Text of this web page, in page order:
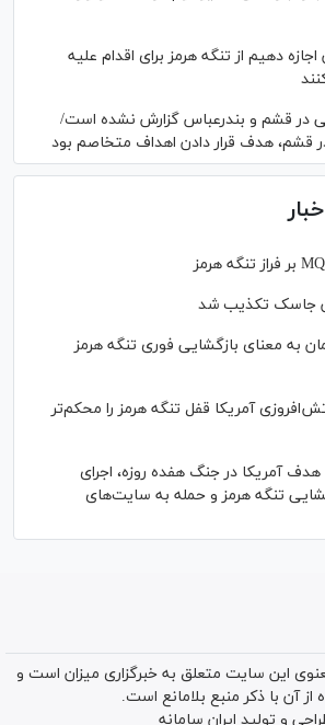
دهیم از تنگه هرمز برای اقدام علیه
در قشم و بندرعباس گزارش نشده است/
قشم، هدف قرار دادن اهداف متخاصم بود
جاسک تکذیب شد
به معنای بازگشایی فوری تنگه هرمز
آمریکا قفل تنگه هرمز را محکم‌تر
آمریکا در جنگ هفده روزه، اجرای
تنگه هرمز و حمله به سایت‌های
این سایت متعلق به خبرگزاری میزان است و
از آن با ذکر منبع بلامانع است.
و تولید ایران سامانه